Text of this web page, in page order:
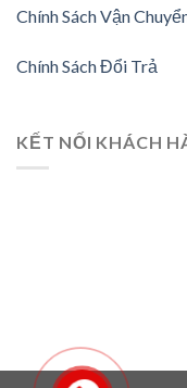
Chính Sách Vận
Chính Sách Đổi Trả
KẾT NỐI KHÁCH